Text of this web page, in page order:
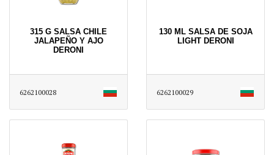
315 G SALSA CHILE
JALAPEÑO Y AJO
DERONI
6262100028
130 ML SALSA DE SOJA
LIGHT DERONI
6262100029